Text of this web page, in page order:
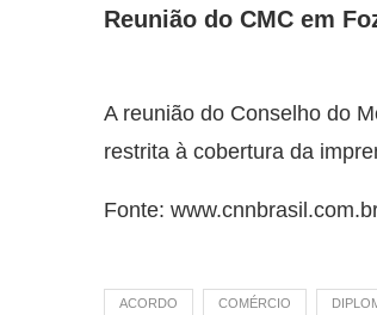
Reunião do CMC em
A reunião do Conselho do
restrita à cobertura da
Fonte:
ACORDO COMÉRCIO